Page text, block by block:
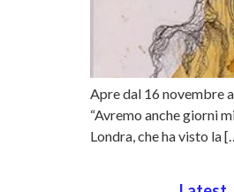
Apre dal 16 novembre
“Avremo anche giorni
Londra, che ha visto la